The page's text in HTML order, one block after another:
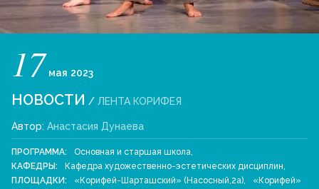
17 мая 2023
НОВОСТИ / ЛЕНТА КОРИФЕЯ
Автор: Анастасия Дунаева
ПРОГРАММА: Основная и старшая школа,
КАФЕДРЫ:
Кафедра художественно-эстетических дисциплин,
ПЛОЩАДКИ:
«Корифей-Шарташский» (Насосный,2а),
«Корифей»